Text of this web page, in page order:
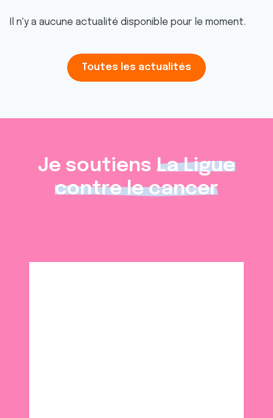
Il n'y a aucune actualité disponible pour le moment.
Toutes les actualités
Je soutiens La Ligue
contre le cancer